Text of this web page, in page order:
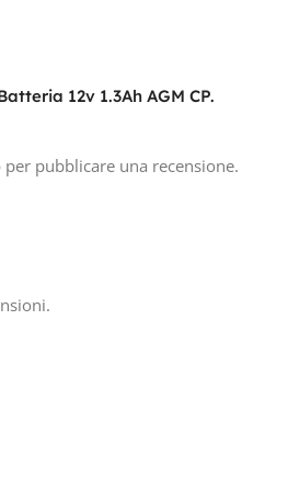
12v 1.3Ah AGM CP.
per pubblicare una recensione.